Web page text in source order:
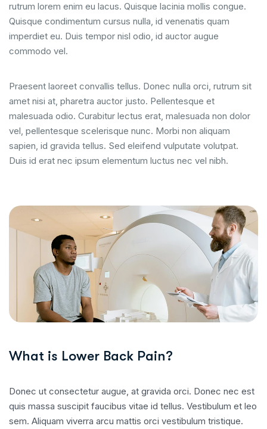
rutrum lorem enim eu lacus. Quisque lacinia mollis congue.
Quisque condimentum cursus nulla, id venenatis quam
imperdiet eu. Duis tempor nisl odio, id auctor augue
commodo vel.
Praesent laoreet convallis tellus. Donec nulla orci, rutrum sit
amet nisi at, pharetra auctor justo. Pellentesque et
malesuada odio. Curabitur lectus erat, malesuada non dolor
vel, pellentesque scelerisque nunc. Morbi non aliquam
sapien, id gravida tellus. Sed eleifend vulputate volutpat.
Duis id erat nec ipsum elementum luctus nec vel nibh.
What is Lower Back Pain?
Donec ut consectetur augue, at gravida orci. Donec nec est
quis massa suscipit faucibus vitae id tellus. Vestibulum et leo
sem. Aliquam viverra arcu mattis orci vestibulum tristique.